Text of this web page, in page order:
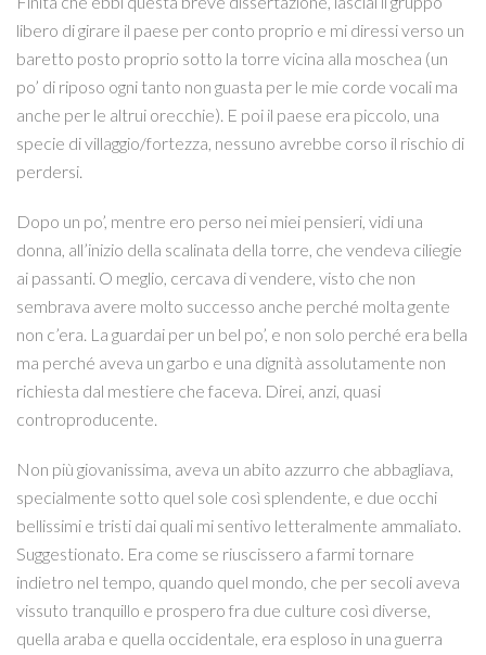
libero di girare il paese per conto proprio e mi diressi verso un
baretto posto proprio sotto la torre vicina alla moschea (un
po’ di riposo ogni tanto non guasta per le mie corde vocali ma
anche per le altrui orecchie). E poi il paese era piccolo, una
specie di villaggio/fortezza, nessuno avrebbe corso il rischio di
perdersi.
Dopo un po’, mentre ero perso nei miei pensieri, vidi una
donna, all’inizio della scalinata della torre, che vendeva ciliegie
ai passanti. O meglio, cercava di vendere, visto che non
sembrava avere molto successo anche perché molta gente
non c’era. La guardai per un bel po’, e non solo perché era bella
ma perché aveva un garbo e una dignità assolutamente non
richiesta dal mestiere che faceva. Direi, anzi, quasi
controproducente.
Non più giovanissima, aveva un abito azzurro che abbagliava,
specialmente sotto quel sole così splendente, e due occhi
bellissimi e tristi dai quali mi sentivo letteralmente ammaliato.
Suggestionato. Era come se riuscissero a farmi tornare
indietro nel tempo, quando quel mondo, che per secoli aveva
vissuto tranquillo e prospero fra due culture così diverse,
quella araba e quella occidentale, era esploso in una guerra